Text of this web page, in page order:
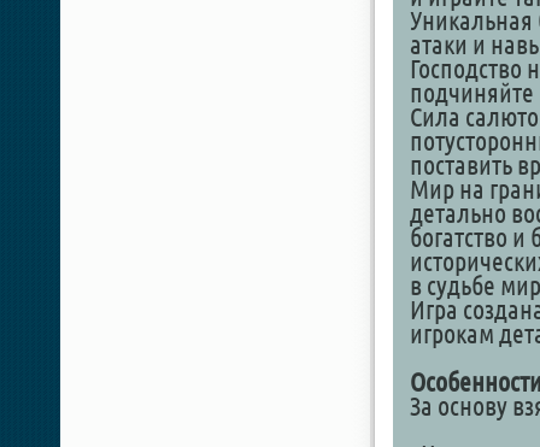
Уникальная
атаки и
подчиняйте
Сила
поставить
Мир на
детально
богатство и
в судьбе
Игра
игрокам
За основу